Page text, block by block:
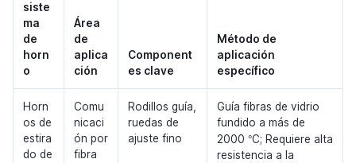
siste
ma
de
horn
o
Área
de
aplica
ción
Component
es clave
Método de
aplicación
específico
Horn
os de
estira
do de
Comu
nicaci
ón por
fibra
Rodillos guía,
ruedas de
ajuste fino
Guía fibras de vidrio
fundido a más de
2000 °C; Requiere alta
resistencia a la